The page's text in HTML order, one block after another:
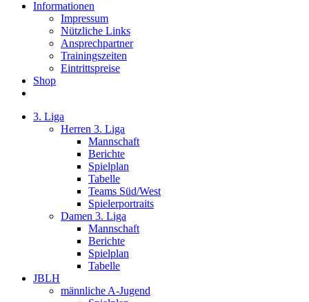
Informationen
Impressum
Nützliche Links
Ansprechpartner
Trainingszeiten
Eintrittspreise
Shop
3. Liga
Herren 3. Liga
Mannschaft
Berichte
Spielplan
Tabelle
Teams Süd/West
Spielerportraits
Damen 3. Liga
Mannschaft
Berichte
Spielplan
Tabelle
JBLH
männliche A-Jugend